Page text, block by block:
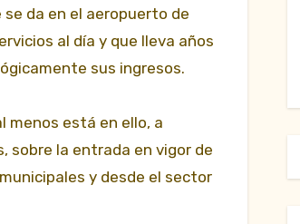
da en el aeropuerto de
al día y que lleva años
sus ingresos.
menos está en ello, a
sobre la entrada en vigor de
y desde el sector